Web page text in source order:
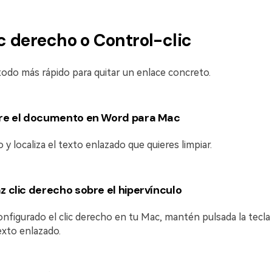
derecho o Control-clic
más rápido para quitar un enlace concreto.
el documento en Word para Mac
y localiza el texto enlazado que quieres limpiar.
clic derecho sobre el hipervínculo
el clic derecho en tu Mac, mantén pulsada la tecla
enlazado.